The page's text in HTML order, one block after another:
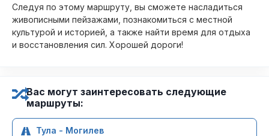
Следуя по этому маршруту, вы сможете насладиться
живописными пейзажами, познакомиться с местной
культурой и историей, а также найти время для отдыха
и восстановления сил. Хорошей дороги!
Вас могут заинтересовать следующие
маршруты:
Тула - Могилев